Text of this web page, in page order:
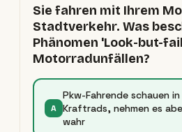
Sie fahren mit Ihrem
Stadtverkehr. Was
Phänomen 'Look-but-
Motorradunfällen?
A
Pkw-Fahrende schauen
Kraftrads, nehmen es
wahr